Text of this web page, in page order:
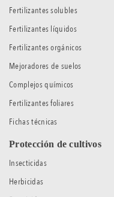
Fertilizantes solubles
Fertilizantes líquidos
Fertilizantes orgánicos
Mejoradores de suelos
Complejos químicos
Fertilizantes foliares
Fichas técnicas
Protección de cultivos
Insecticidas
Herbicidas